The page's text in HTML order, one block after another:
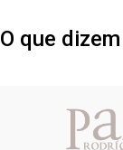
O que